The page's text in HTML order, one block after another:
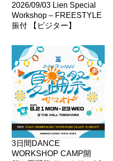
2026/09/03 Lien Special
Workshop – FREESTYLE
振付 【ビジター】
3日間DANCE
WORKSHOP CAMP開